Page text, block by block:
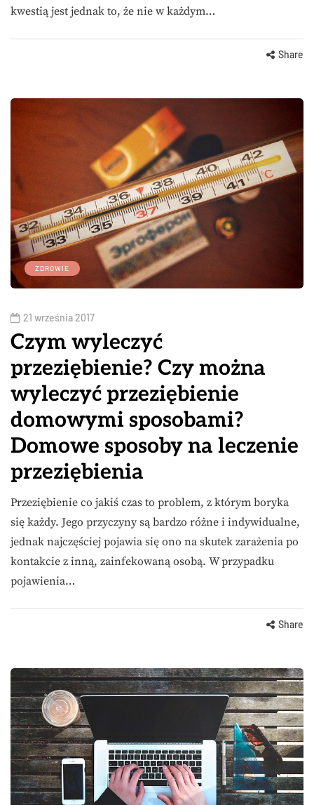
kwestią jest jednak to, że nie w każdym…
Share
ZDROWIE
21 września 2017
Czym wyleczyć
przeziębienie? Czy można
wyleczyć przeziębienie
domowymi sposobami?
Domowe sposoby na leczenie
przeziębienia
Przeziębienie co jakiś czas to problem, z którym boryka
się każdy. Jego przyczyny są bardzo różne i indywidualne,
jednak najczęściej pojawia się ono na skutek zarażenia po
kontakcie z inną, zainfekowaną osobą. W przypadku
pojawienia…
Share